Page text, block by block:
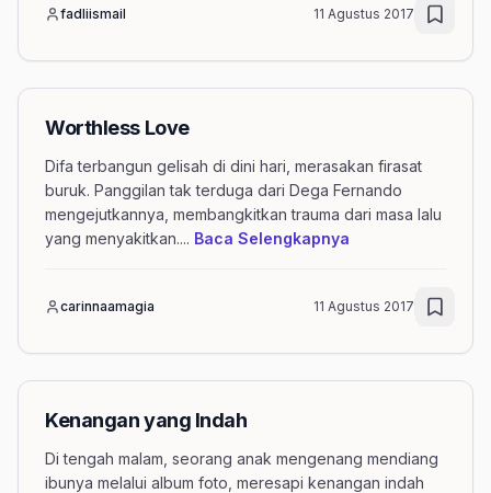
fadliismail 11 Agustus 2017
Worthless Love
Difa terbangun gelisah di dini hari, merasakan firasat
buruk. Panggilan tak terduga dari Dega Fernando
mengejutkannya, membangkitkan trauma dari masa lalu
yang menyakitkan.... Baca Selengkapnya
carinnaamagia 11 Agustus 2017
Kenangan yang Indah
Di tengah malam, seorang anak mengenang mendiang
ibunya melalui album foto, meresapi kenangan indah